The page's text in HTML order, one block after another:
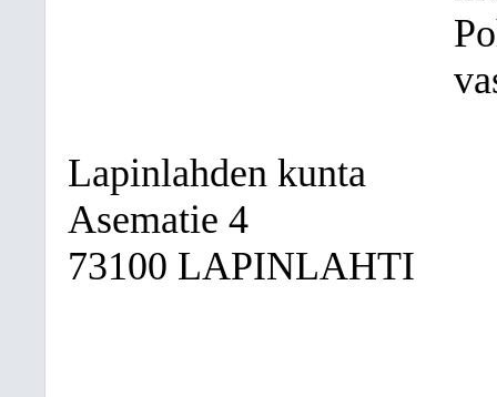
Lapinlahden kunta
Asematie 4
73100 LAPINLAHTI